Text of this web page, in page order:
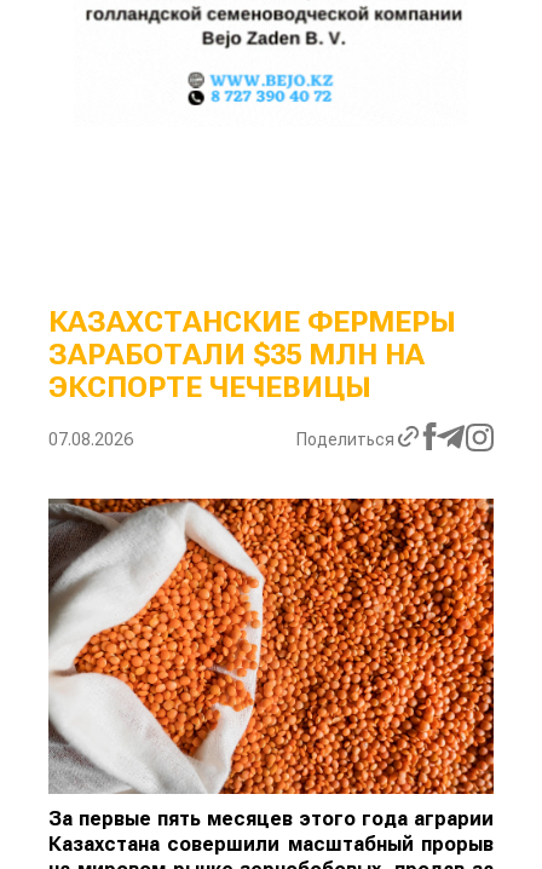
КАЗАХСТАНСКИЕ ФЕРМЕРЫ
ЗАРАБОТАЛИ $35 МЛН НА
ЭКСПОРТЕ ЧЕЧЕВИЦЫ
07.08.2026 Поделиться
За первые пять месяцев этого года аграрии
Казахстана совершили масштабный прорыв